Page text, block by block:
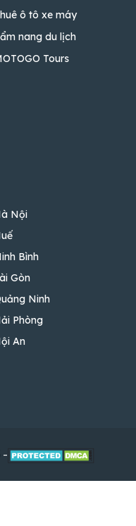
ô tô xe máy
nang du lịch
Tours
Nội
Bình
Gòn
Ninh
Phòng
An
-